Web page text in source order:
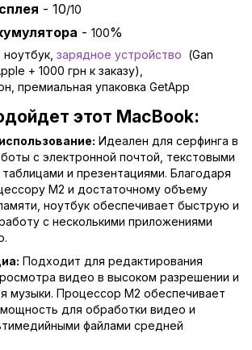
- 10/10
- 100%
ноутбук, зарядное устройство (Gan
+ 1000 грн к заказу),
премиальная упаковка GetApp
этот MacBook:
Идеален для серфинга в
с электронной почтой, текстовыми
и презентациями. Благодаря
M2 и достаточному объему
ноутбук обеспечивает быструю и
с несколькими приложениями
Подходит для редактирования
видео в высоком разрешении и
музыки. Процессор M2 обеспечивает
для обработки видео и
файлами средней